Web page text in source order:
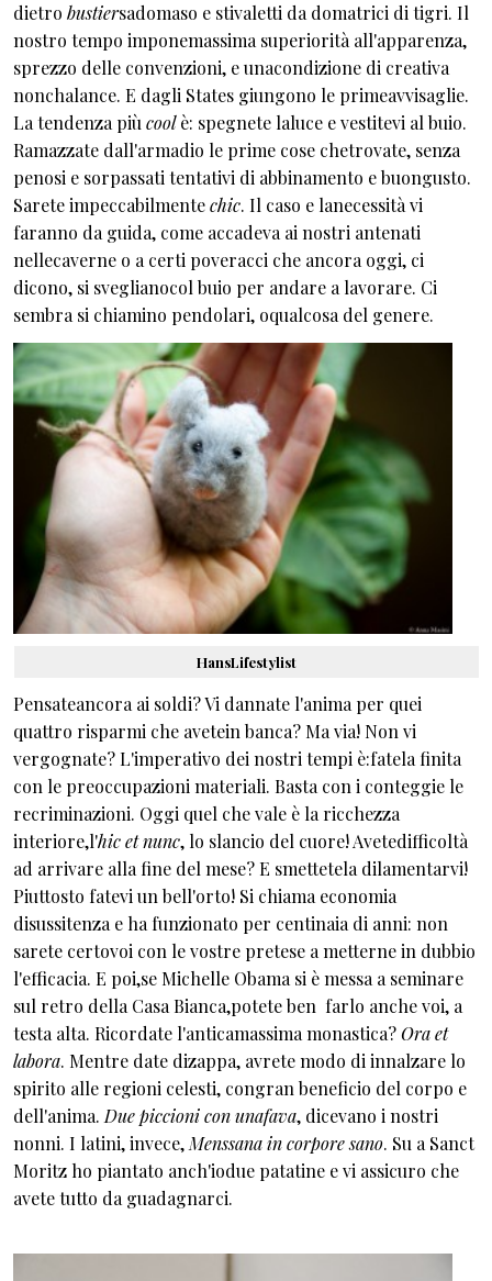
dietro bustiersadomaso e stivaletti da domatrici di tigri. Il
nostro tempo imponemassima superiorità all'apparenza,
sprezzo delle convenzioni, e unacondizione di creativa
nonchalance. E dagli States giungono le primeavvisaglie.
La tendenza piùcoolè: spegnete laluce e vestitevi al buio.
Ramazzate dall'armadio le prime cose chetrovate, senza
penosi e sorpassati tentativi di abbinamento e buongusto.
Sarete impeccabilmentechic. Il caso e lanecessità vi
faranno da guida, come accadeva ai nostri antenati
nellecaverne o a certi poveracci che ancora oggi, ci
dicono, si sveglianocol buio per andare a lavorare. Ci
sembra si chiamino pendolari, oqualcosa del genere.
HansLifestylist
Pensateancora ai soldi? Vi dannate l'anima per quei
quattro risparmi che avetein banca? Ma via! Non vi
vergognate? L'imperativo dei nostri tempi è:fatela finita
con le preoccupazioni materiali. Basta con i conteggie le
recriminazioni. Oggi quel che vale è la ricchezza
interiore,l'hic et nunc, lo slancio del cuore! Avetedifficoltà
ad arrivare alla fine del mese? E smettetela dilamentarvi!
Piuttosto fatevi un bell'orto! Si chiama economia
disussitenza e ha funzionato per centinaia di anni: non
sarete certovoi con le vostre pretese a metterne in dubbio
l'efficacia. E poi,se Michelle Obama si è messa a seminare
sul retro della Casa Bianca,potete ben farlo anche voi, a
testa alta. Ricordate l'anticamassima monastica?Ora et
labora. Mentre date dizappa, avrete modo di innalzare lo
spirito alle regioni celesti, congran beneficio del corpo e
dell'anima. Due piccioni con unafava, dicevano i nostri
nonni. I latini, invece, Menssana in corpore sano. Su a Sanct
Moritz ho piantato anch'iodue patatine e vi assicuro che
avete tutto da guadagnarci.